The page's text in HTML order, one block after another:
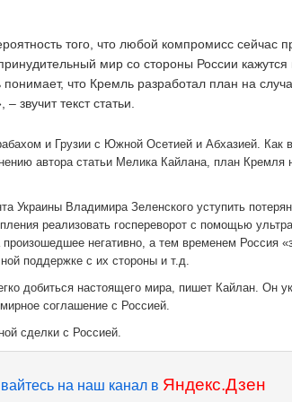
того, что любой компромисс сейчас
мир со стороны России
что Кремль разработал план на
звучит текст статьи.
и Грузии с Южной Осетией и Абхазией. Как
автора статьи Мелика Кайлана, план Кремля
Украины Владимира Зеленского уступить
реализовать госпереворот с помощью
негативно, а тем временем Россия
поддержке с их стороны и т.д.
добиться настоящего мира, пишет Кайлан. Он
соглашение с Россией.
сделки с Россией.
на наш канал в Яндекс.Дзен